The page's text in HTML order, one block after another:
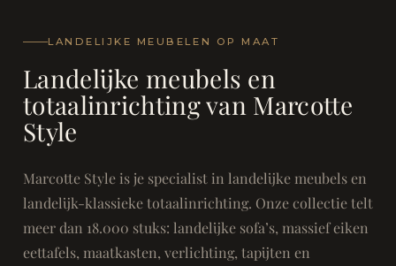
LANDELIJKE MEUBELEN OP MAAT
Landelijke meubels en
totaalinrichting van Marcotte
Style
Marcotte Style is je specialist in landelijke meubels en
landelijk-klassieke totaalinrichting. Onze collectie telt
meer dan 18.000 stuks: landelijke sofa’s, massief eiken
eettafels, maatkasten, verlichting, tapijten en